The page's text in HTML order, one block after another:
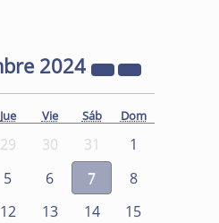
2024
Jue Vie Sáb Dom
29 30 31
1
5 6 7
8
12 13 14
15